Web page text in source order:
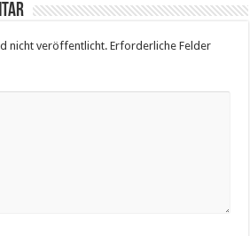
nicht veröffentlicht. Erforderliche Felder